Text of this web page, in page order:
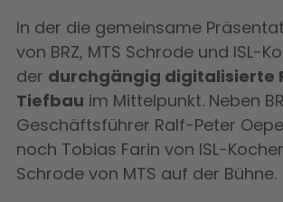
In der die gemeinsame
von BRZ, MTS Schrode und ISL-
der durchgängig digitalisierte
Tiefbau im Mittelpunkt. Neben
Geschäftsführer Ralf-Peter
noch Tobias Farin von ISL-
Schrode von MTS auf der Bühne.